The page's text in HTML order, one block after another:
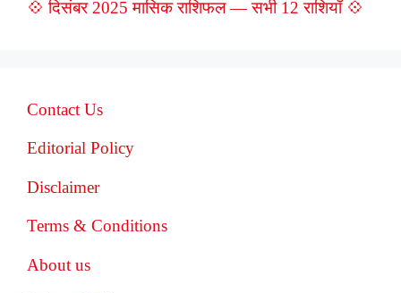
💠 दिसंबर 2025 मासिक राशिफल — सभी 12 राशियाँ 💠
Contact Us
Editorial Policy
Disclaimer
Terms & Conditions
About us